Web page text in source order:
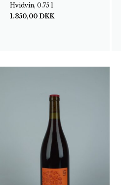
Hvidvin, 0.75 l
1.350,00 DKK